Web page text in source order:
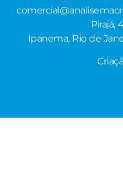
Pirajá,
Ipanema, Rio de